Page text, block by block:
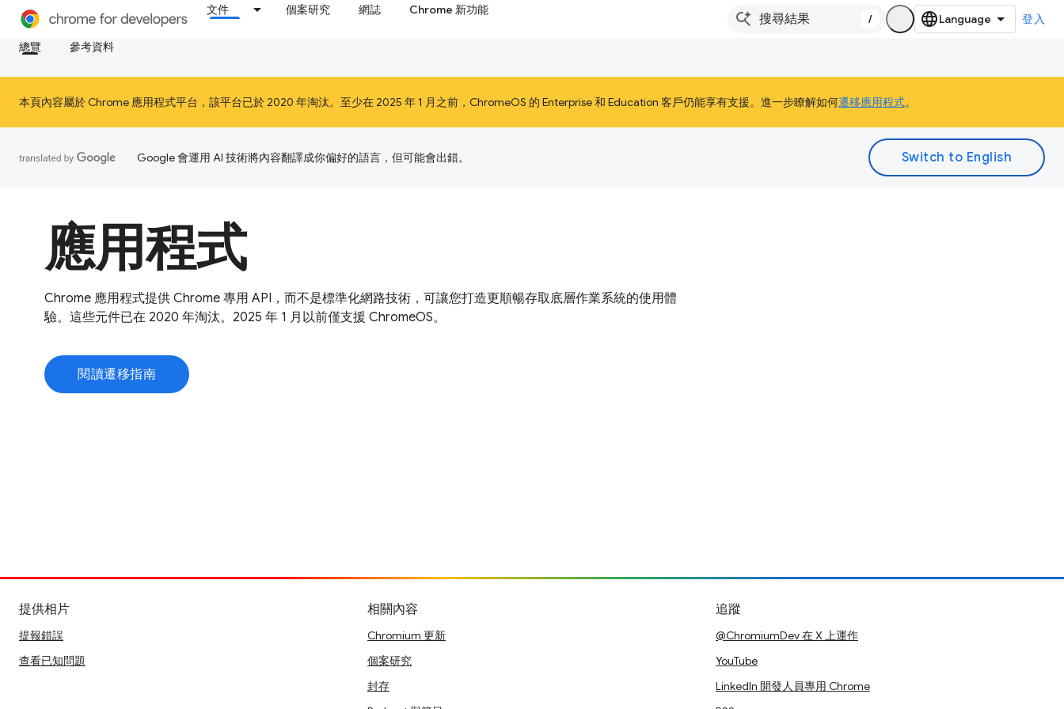
文件 個案研究 網誌 Chrome 新功能
/
登入
總覽
參考資料
本頁內容屬於 Chrome 應用程式平台，該平台已於 2020 年淘汰。至少在 2025 年 1 月之前，ChromeOS 的 Enterprise 和 Education 客戶仍能享有支援。進一步瞭解如何遷移應用程式。
Google 會運用 AI 技術將內容翻譯成你偏好的語言，但可能會出錯。
應用程式
Chrome 應用程式提供 Chrome 專用 API，而不是標準化網路技術，可讓您打造更順暢存取底層作業系統的使用體
驗。這些元件已在 2020 年淘汰。2025 年 1 月以前僅支援 ChromeOS。
閱讀遷移指南
提供相片
提報錯誤
查看已知問題
相關內容
Chromium 更新
個案研究
封存
追蹤
@ChromiumDev 在 X 上運作
YouTube
LinkedIn 開發人員專用 Chrome